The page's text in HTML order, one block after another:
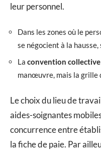
leur personnel.
Dans les zones où le
se négocient à la
La convention collective
manœuvre, mais la grille
Le choix du lieu de
aides-soignantes
concurrence entre
la fiche de paie. Par